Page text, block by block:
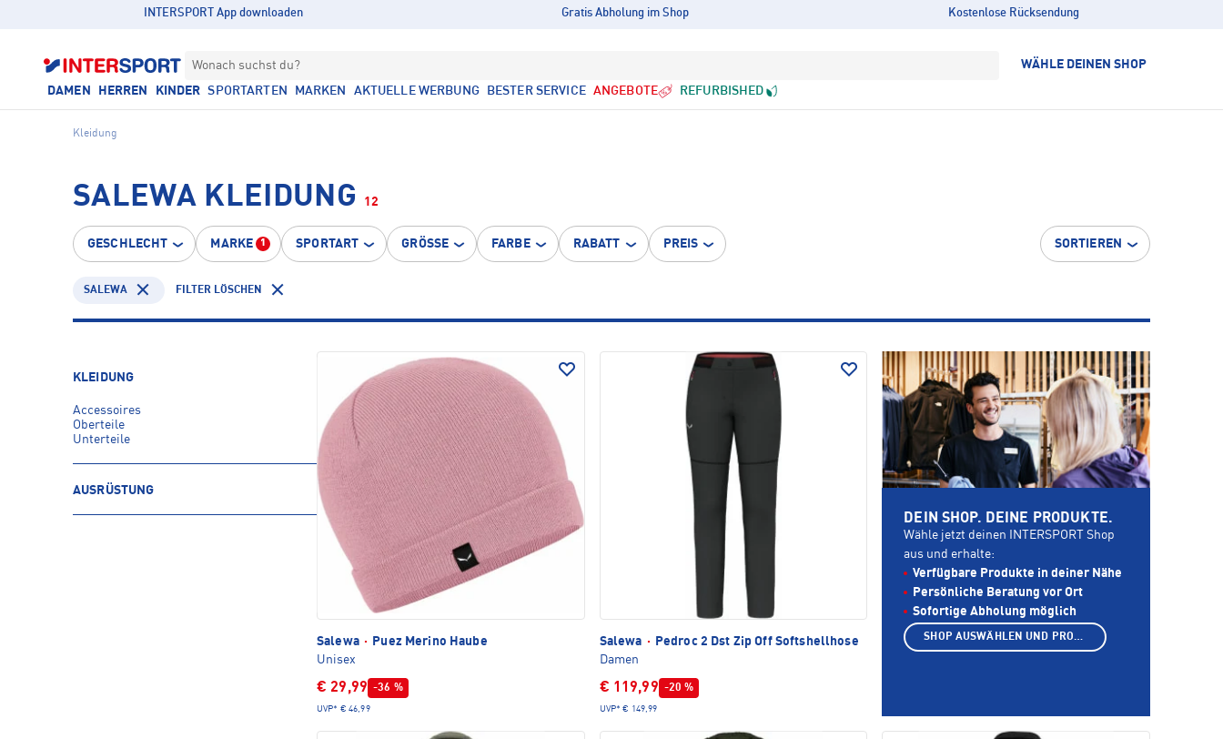
INTERSPORT App downloaden Gratis Abholung im Shop Kostenlose Rücksendung
Wonach suchst du? WÄHLE DEINEN SHOP
DAMEN HERREN KINDER SPORTARTEN MARKEN AKTUELLE WERBUNG BESTER SERVICE ANGEBOTE REFURBISHED
Kleidung
SALEWA KLEIDUNG 12
GESCHLECHT MARKE 1 SPORTART GRÖSSE FARBE RABATT PREIS SORTIEREN
SALEWA FILTER LÖSCHEN
KLEIDUNG
Accessoires
Oberteile
Unterteile
AUSRÜSTUNG
Salewa ·
Puez Merino Haube
Unisex
€ 29,99 -36 %
UVP* € 46,99
Salewa ·
Pedroc 2 Dst Zip Off Softshellhose
Damen
€ 119,99 -20 %
UVP* € 149,99
DEIN SHOP. DEINE PRODUKTE.
Wähle jetzt deinen INTERSPORT Shop
aus und erhalte:
Verfügbare Produkte in deiner Nähe
Persönliche Beratung vor Ort
Sofortige Abholung möglich
SHOP AUSWÄHLEN UND PRODUKTE ANZEIGEN